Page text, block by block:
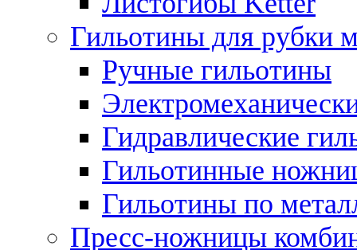
Гильотины для рубки
Ручные гильотины
Гидравлические
Гильотинные
Гильотины по
Пресс-ножницы